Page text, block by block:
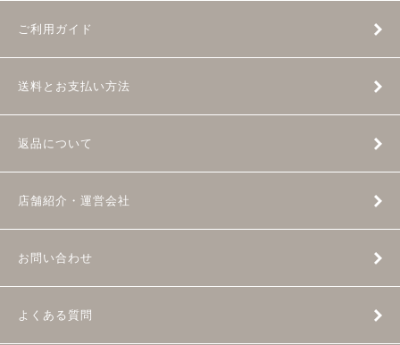
ご利用ガイド
送料とお支払い方法
返品について
店舗紹介・運営会社
お問い合わせ
よくある質問